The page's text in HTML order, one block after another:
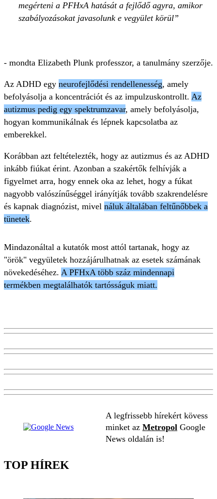
megérteni a PFHxA hatását a fejlődő agyra, amikor
szabályozásokat javasolunk e vegyület körül
- mondta Elizabeth Plunk professzor, a tanulmány szerzője.
Az ADHD egy neurofejlődési rendellenesség, amely
befolyásolja a koncentrációt és az impulzuskontrollt. Az
autizmus pedig egy spektrumzavar, amely befolyásolja,
hogyan kommunikálnak és lépnek kapcsolatba az
emberekkel.
Korábban azt feltételezték, hogy az autizmus és az ADHD
inkább fiúkat érint. Azonban a szakértők felhívják a
figyelmet arra, hogy ennek oka az lehet, hogy a fúkat
nagyobb valószínűséggel irányítják tovább szakrendelésre
és kapnak diagnózist, mivel náluk általában feltűnőbbek a
tünetek.
Mindazonáltal a kutatók most attól tartanak, hogy az
"örök" vegyületek hozzájárulhatnak az esetek számának
növekedéséhez. A PFHxA több száz mindennapi
termékben megtalálhatók tartósságuk miatt.
A legfrissebb hírekért kövess
minket az Metropol Google
News oldalán is!
TOP HÍREK